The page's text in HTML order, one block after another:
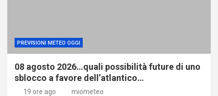
PREVISIONI METEO OGGI
08 agosto 2026…quali possibilità future di uno
sblocco a favore dell’atlantico…
19 ore ago miometeo